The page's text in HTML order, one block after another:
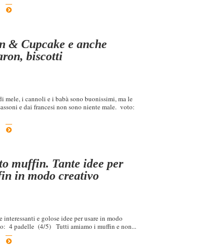
& Cupcake e anche
biscotti
mele, i cannoli e i babà sono buonissimi, ma le
e dai francesi non sono niente male. voto:
muffin. Tante idee per
in modo creativo
e golose idee per usare in modo
4 padelle (4/5) Tutti amiamo i muffin e non...